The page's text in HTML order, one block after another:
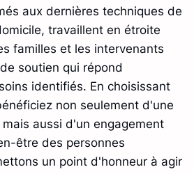
aux dernières techniques de
travaillent en étroite
familles et les intervenants
soutien qui répond
identifiés. En choisissant
non seulement d'une
aussi d'un engagement
être des personnes
un point d'honneur à agir